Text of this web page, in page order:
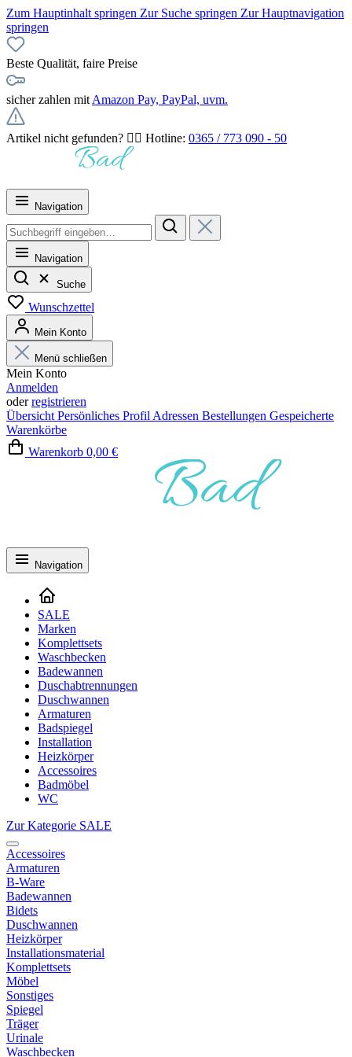
Zum Hauptinhalt springen Zur Suche springen Zur Hauptnavigation
springen
Beste Qualität, faire Preise
sicher zahlen mit Amazon Pay, PayPal, uvm.
Artikel nicht gefunden? 👉🏻 Hotline: 0365 / 773 090 - 50
Navigation
Navigation
Suche
Wunschzettel
Mein Konto
Menü schließen
Mein Konto
Anmelden
oderregistrieren
Übersicht Persönliches Profil Adressen Bestellungen Gespeicherte
Warenkörbe
Warenkorb 0,00 €
Navigation
SALE
Marken
Komplettsets
Waschbecken
Badewannen
Duschabtrennungen
Duschwannen
Armaturen
Badspiegel
Installation
Heizkörper
Accessoires
Badmöbel
WC
Zur Kategorie SALE
Accessoires
Armaturen
B-Ware
Badewannen
Bidets
Duschwannen
Heizkörper
Installationsmaterial
Komplettsets
Möbel
Sonstiges
Spiegel
Träger
Urinale
Waschbecken